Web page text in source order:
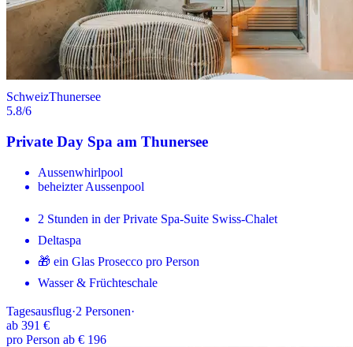
SchweizThunersee
5.8/6
Private Day Spa am Thunersee
Aussenwhirlpool
beheizter Aussenpool
2 Stunden in der Private Spa-Suite Swiss-Chalet
Deltaspa
🎁 ein Glas Prosecco pro Person
Wasser & Früchteschale
Tagesausflug·2 Personen·
ab 391 €
pro Person ab € 196